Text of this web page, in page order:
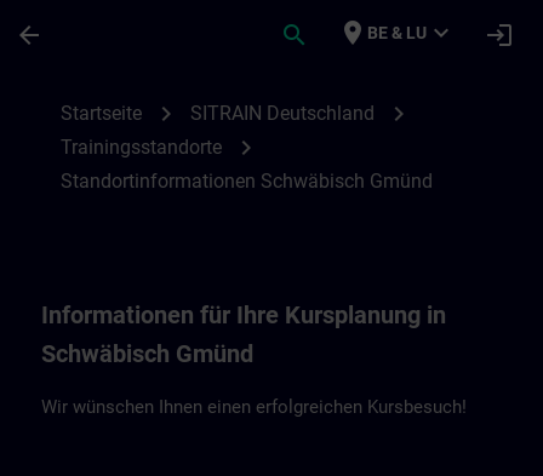
arrow_back search place BE & LU expand_more login
Startseite chevron_right SITRAIN Deutschland chevron_right
Trainingsstandorte chevron_right
Standortinformationen Schwäbisch Gmünd
Informationen für Ihre Kursplanung in
Schwäbisch Gmünd
Wir wünschen Ihnen einen erfolgreichen Kursbesuch!